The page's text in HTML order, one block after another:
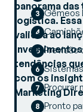
panorama
logística.
valiosa ao
tendências
com os
Marketing
Gêmeos
Previsão
Procurar
Pronto